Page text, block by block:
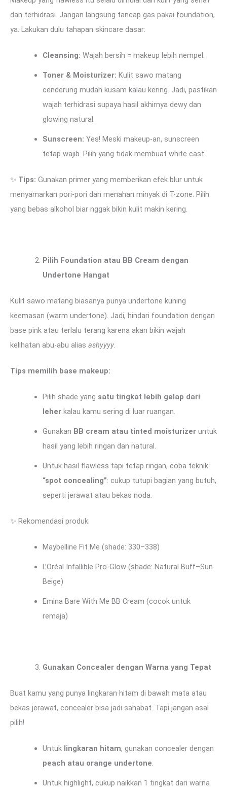
dan terhidrasi. Jangan langsung tancap gas pakai foundation,
ya. Lakukan dulu tahapan skincare dasar:
Cleansing: Wajah bersih = makeup lebih nempel.
Toner & Moisturizer: Kulit sawo matang
cenderung mudah kusam kalau kering. Jadi, pastikan
wajah terhidrasi supaya hasil akhirnya dewy dan
glowing natural.
Sunscreen: Yes! Meski makeup-an, sunscreen
tetap wajib. Pilih yang tidak membuat white cast.
✨ Tips: Gunakan primer yang memberikan efek blur untuk
menyamarkan pori-pori dan menahan minyak di T-zone. Pilih
yang bebas alkohol biar nggak bikin kulit makin kering.
Pilih Foundation atau BB Cream dengan
Undertone Hangat
Kulit sawo matang biasanya punya undertone kuning
keemasan (warm undertone). Jadi, hindari foundation dengan
base pink atau terlalu terang karena akan bikin wajah
kelihatan abu-abu alias ashyyyy.
Tips memilih base makeup:
Pilih shade yang satu tingkat lebih gelap dari
leherkalau kamu sering di luar ruangan.
Gunakan BB cream atau tinted moisturizeruntuk
hasil yang lebih ringan dan natural.
Untuk hasil flawless tapi tetap ringan, coba teknik
“spot concealing”: cukup tutupi bagian yang butuh,
seperti jerawat atau bekas noda.
✨ Rekomendasi produk:
Maybelline Fit Me (shade: 330–338)
L’Oréal Infallible Pro-Glow (shade: Natural Buff–Sun
Beige)
Emina Bare With Me BB Cream (cocok untuk
remaja)
Gunakan Concealer dengan Warna yang Tepat
Buat kamu yang punya lingkaran hitam di bawah mata atau
bekas jerawat, concealer bisa jadi sahabat. Tapi jangan asal
pilih!
Untuk lingkaran hitam, gunakan concealer dengan
peach atau orange undertone.
Untuk highlight, cukup naikkan 1 tingkat dari warna